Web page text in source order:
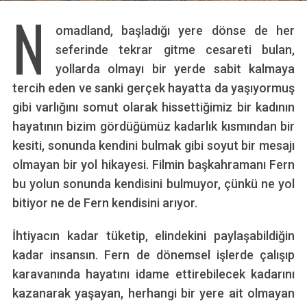
N
omadland, başladığı yere dönse de her
seferinde tekrar gitme cesareti bulan,
yollarda olmayı bir yerde sabit kalmaya
tercih eden ve sanki gerçek hayatta da yaşıyormuş
gibi varlığını somut olarak hissettiğimiz bir kadının
hayatının bizim gördüğümüz kadarlık kısmından bir
kesiti, sonunda kendini bulmak gibi soyut bir mesajı
olmayan bir yol hikayesi. Filmin başkahramanı Fern
bu yolun sonunda kendisini bulmuyor, çünkü ne yol
bitiyor ne de Fern kendisini arıyor.
İhtiyacın kadar tüketip, elindekini paylaşabildiğin
kadar insansın. Fern de dönemsel işlerde çalışıp
karavanında hayatını idame ettirebilecek kadarını
kazanarak yaşayan, herhangi bir yere ait olmayan